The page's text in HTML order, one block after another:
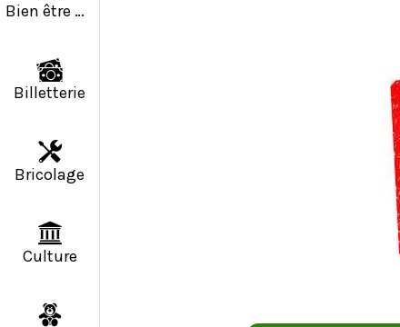
Bien être & Solidarité
Billetterie
Bricolage
Culture